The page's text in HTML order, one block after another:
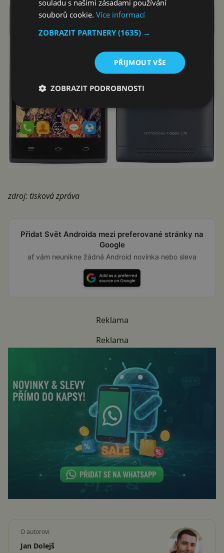
zdroj: tisková zpráva
Přidat Svět Androida mezi preferované stránky na
Google
ať vám neunikne žádná Android novinka nebo sleva
Reklama
Reklama
O autorovi
Jan Dolejš
souladu s našimi zásadami používání
souborů cookie.Více informací
ZOBRAZIT PARTNERY(1635) →
PŘIJMOUT VŠE
ZOBRAZIT PODROBNOSTI